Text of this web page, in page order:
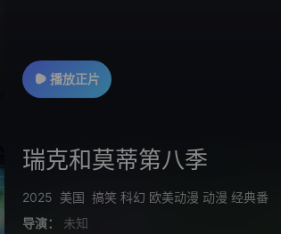
播放正片
瑞克和莫蒂第八季
2025 美国 搞笑 科幻 欧美动漫 动漫 经典番
导演：
未知